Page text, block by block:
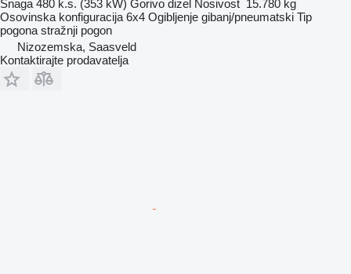
Snaga 480 k.s. (353 kW) Gorivo dizel Nosivost 15.780 kg
Osovinska konfiguracija 6x4 Ogibljenje gibanj/pneumatski Tip
pogona stražnji pogon
Nizozemska, Saasveld
Kontaktirajte prodavatelja